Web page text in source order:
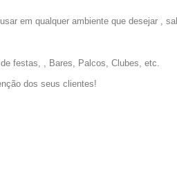
em qualquer ambiente que desejar ,
festas, , Bares, Palcos, Clubes, etc.
chamar a atenção dos seus